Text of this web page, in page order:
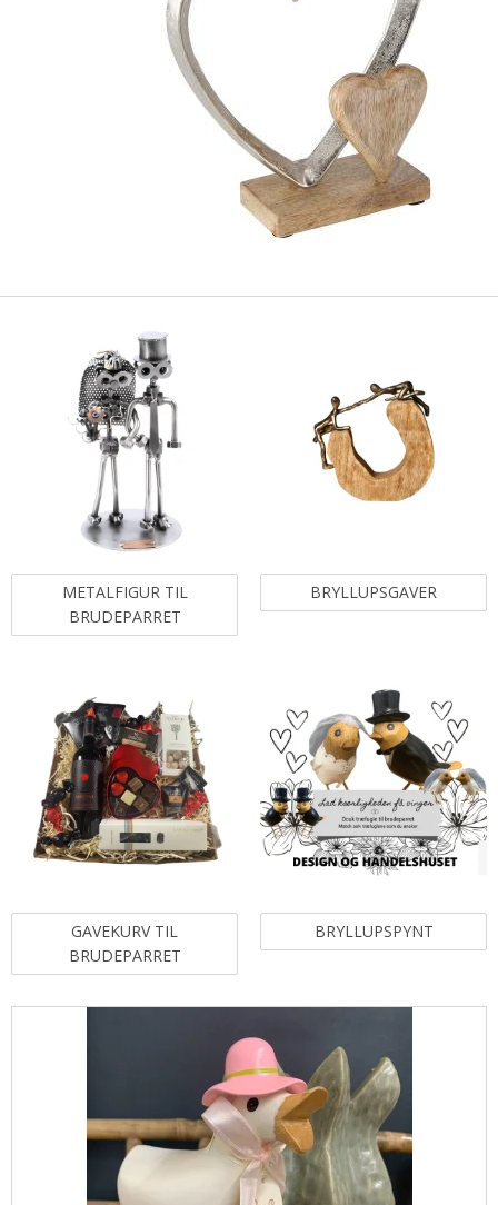
METALFIGUR TIL
BRUDEPARRET
BRYLLUPSGAVER
GAVEKURV TIL
BRUDEPARRET
BRYLLUPSPYNT